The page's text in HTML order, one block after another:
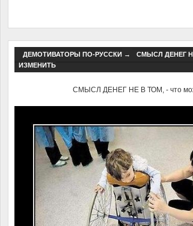
ДЕМОТИВАТОРЫ ПО-РУССКИ→
СМЫСЛ ДЕНЕГ
ИЗМЕНИТЬ
СМЫСЛ ДЕНЕГ НЕ В ТОМ, - что